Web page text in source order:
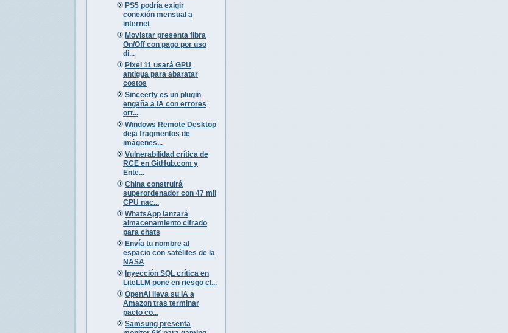
PS5 podría exigir
conexión mensual a
internet
Movistar presenta fibra
On/Off con pago por uso
di...
Pixel 11 usará GPU
antigua para abaratar
costos
Sinceerly es un plugin
engaña a IA con errores
ort...
Windows Remote Desktop
deja fragmentos de
imágenes...
Vulnerabilidad crítica de
RCE en GitHub.com y
Ente...
China construirá
superordenador con 47 mil
CPU nac...
WhatsApp lanzará
almacenamiento cifrado
para chats
Envía tu nombre al
espacio con satélites de la
NASA
Inyección SQL crítica en
LiteLLM pone en riesgo cl...
OpenAI lleva su IA a
Amazon tras terminar
pacto co...
Samsung presenta